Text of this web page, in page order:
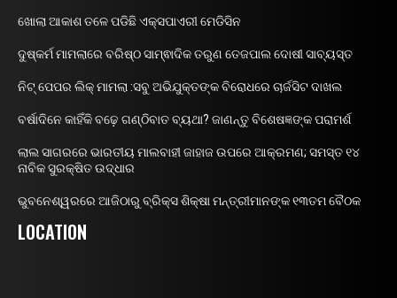
ଖୋଲା ଆକାଶ ତଳେ ପଡିଛି ଏକ୍ସପାଏରୀ ମେଡିସିନ
ଦୁଷ୍କର୍ମ ମାମଲାରେ ବରିଷ୍ଠ ସାମ୍ଵାଦିକ ତରୁଣ ତେଜପାଲ ଦୋଷୀ ସାବ୍ୟସ୍ତ
ନିଟ୍ ପେପର ଲିକ୍ ମାମଲା :ସବୁ ଅଭିଯୁକ୍ତଙ୍କ ବିରୋଧରେ ଚାର୍ଜସିଟ ଦାଖଲ
ବର୍ଷାଦିନେ କାହିଁକି ବଢ଼େ ଗଣ୍ଠିବାତ ବ୍ୟଥା? ଜାଣନ୍ତୁ ବିଶେଷଜ୍ଞଙ୍କ ପରାମର୍ଶ
ଲାଲ ସାଗରରେ ଭାରତୀୟ ମାଲବାହୀ ଜାହାଜ ଉପରେ ଆକ୍ରମଣ; ସମସ୍ତ ୧୪
ନାବିକ ସୁରକ୍ଷିତ ଉଦ୍ଧାର
ଭୁବନେଶ୍ୱରରେ ଆଜିଠାରୁ ବ୍ରିକ୍ସ ଶିକ୍ଷା ମନ୍ତ୍ରୀମାନଙ୍କ ୧୩ତମ ବୈଠକ
LOCATION